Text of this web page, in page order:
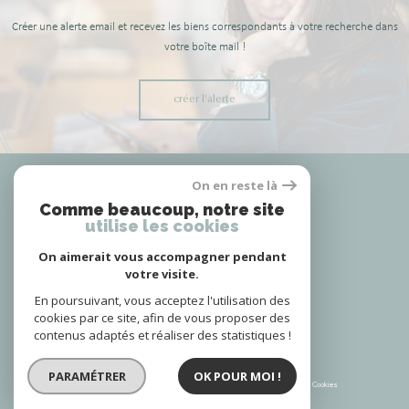
Créer une alerte email et recevez les biens correspondants à votre recherche dans
votre boîte mail !
créer l'alerte
adhérons
Nous
suivre
© 2026 | Tous droits réservés | Traduction powered by Google |
Plan du site
Mentions légales Admin Partenaires Politique RGPD Cookies
On en reste là
Comme beaucoup, notre site
utilise les cookies
On aimerait vous accompagner pendant
votre visite.
En poursuivant, vous acceptez l'utilisation des
cookies par ce site, afin de vous proposer des
contenus adaptés et réaliser des statistiques !
PARAMÉTRER OK POUR MOI !